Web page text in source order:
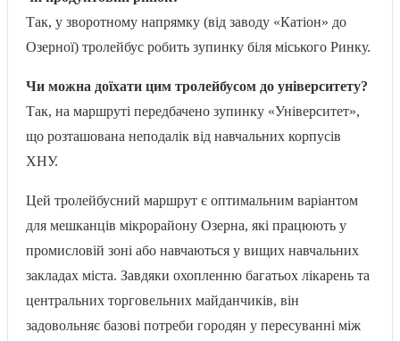
Так, у зворотному напрямку (від заводу «Катіон» до
Озерної) тролейбус робить зупинку біля міського Ринку.
Чи можна доїхати цим тролейбусом до університету?
Так, на маршруті передбачено зупинку «Університет»,
що розташована неподалік від навчальних корпусів
ХНУ.
Цей тролейбусний маршрут є оптимальним варіантом
для мешканців мікрорайону Озерна, які працюють у
промисловій зоні або навчаються у вищих навчальних
закладах міста. Завдяки охопленню багатьох лікарень та
центральних торговельних майданчиків, він
задовольняє базові потреби городян у пересуванні між